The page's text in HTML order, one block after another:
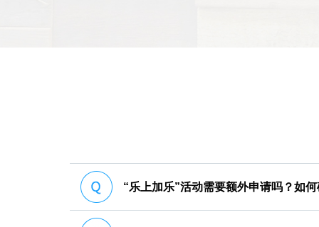
“乐上加乐”活动需要额外申请吗？如